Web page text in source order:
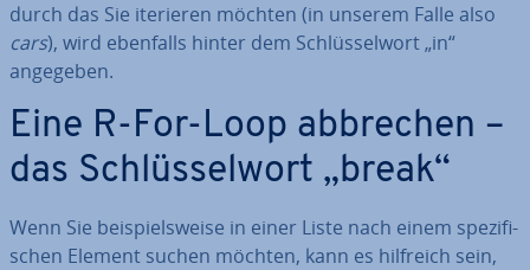
durch das Sie iterieren möchten (in unserem Falle also
cars), wird ebenfalls hinter dem Schlüs­sel­wort „in“
angegeben.
Eine R-For-Loop abbrechen –
das Schlüs­sel­wort „break“
Wenn Sie bei­spiels­wei­se in einer Liste nach einem spe­zi­fi­
schen Element suchen möchten, kann es hilfreich sein,